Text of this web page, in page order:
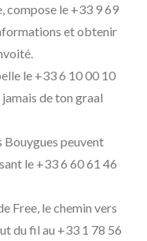
compose le +33 9 69
et obtenir
le +33 6 10 00 10
de ton graal
Bouygues peuvent
le +33 6 60 61 46
Free, le chemin vers
du fil au +33 1 78 56